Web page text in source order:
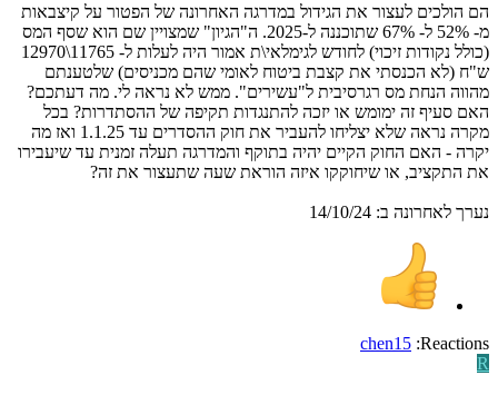
הם הולכים לעצור את הגידול במדרגה האחרונה של הפטור על קיצבאות
מ- 52% ל- 67% שתוכננה ל-2025. ה"הגיון" שמצויין שם הוא שסף המס
(כולל נקודות זיכוי) לחודש לגימלאי\ת אמור היה לעלות ל- 11765\12970
ש"ח (לא הכנסתי את קצבת ביטוח לאומי שהם מכניסים) שלטענתם
מהווה הנחת מס רגרסיבית ל"עשירים". ממש לא נראה לי. מה דעתכם?
האם סעיף זה ימומש או יזכה להתנגדות תקיפה של ההסתדרות? בכל
מקרה נראה שלא יצליחו להעביר את חוק ההסדרים עד 1.1.25 ואז מה
יקרה - האם החוק הקיים יהיה בתוקף והמדרגה תעלה זמנית עד שיעבירו
את התקציב, או שיחוקקו איזה הוראת שעה שתעצור את זה?
נערך לאחרונה ב: 14/10/24
Reactions:
chen15
R